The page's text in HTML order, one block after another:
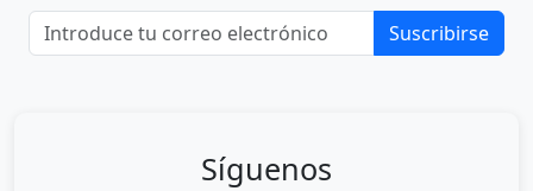
Suscribirse
Síguenos